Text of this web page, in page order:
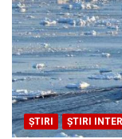
ȘTIRI ȘTIRI